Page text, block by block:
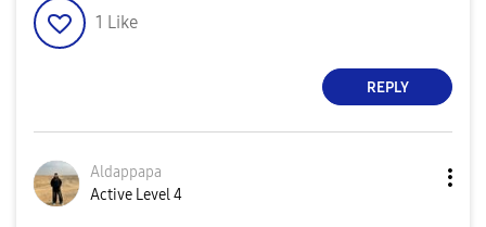
1 Like
REPLY
Aldappapa
Active Level 4